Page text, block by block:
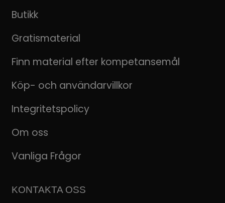
Butikk
Gratismaterial
Finn material efter kompetansemål
Köp- och användarvillkor
Integritetspolicy
Om oss
Vanliga Frågor
KONTAKTA OSS